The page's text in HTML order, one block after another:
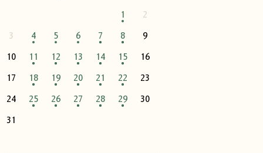
1
2
3
4 5 6 7 8
9
10
11 12 13 14 15
16
17
18 19 20 21 22
23
24
25 26 27 28 29
30
31